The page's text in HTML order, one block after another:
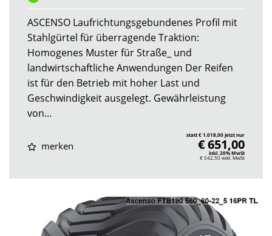
ASCENSO Laufrichtungsgebundenes Profil mit
Stahlgürtel für überragende Traktion:
Homogenes Muster für Straße_ und
landwirtschaftliche Anwendungen Der Reifen
ist für den Betrieb mit hoher Last und
Geschwindigkeit ausgelegt. Gewährleistung
von...
merken
statt € 1.018,00 jetzt nur
€ 651,00
inkl. 20% MwSt
€ 542,50exkl. MwSt